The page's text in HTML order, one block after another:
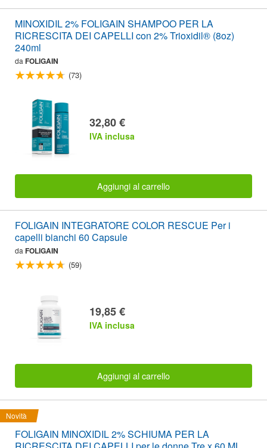
MINOXIDIL 2% FOLIGAIN SHAMPOO PER LA
RICRESCITA DEI CAPELLI con 2% Trioxidil® (8oz)
240ml
da FOLIGAIN
(73)
32,80 €
IVA inclusa
Aggiungi al carrello
FOLIGAIN INTEGRATORE COLOR RESCUE Per i
capelli bianchi 60 Capsule
da FOLIGAIN
(59)
19,85 €
IVA inclusa
Aggiungi al carrello
Novità
FOLIGAIN MINOXIDIL 2% SCHIUMA PER LA